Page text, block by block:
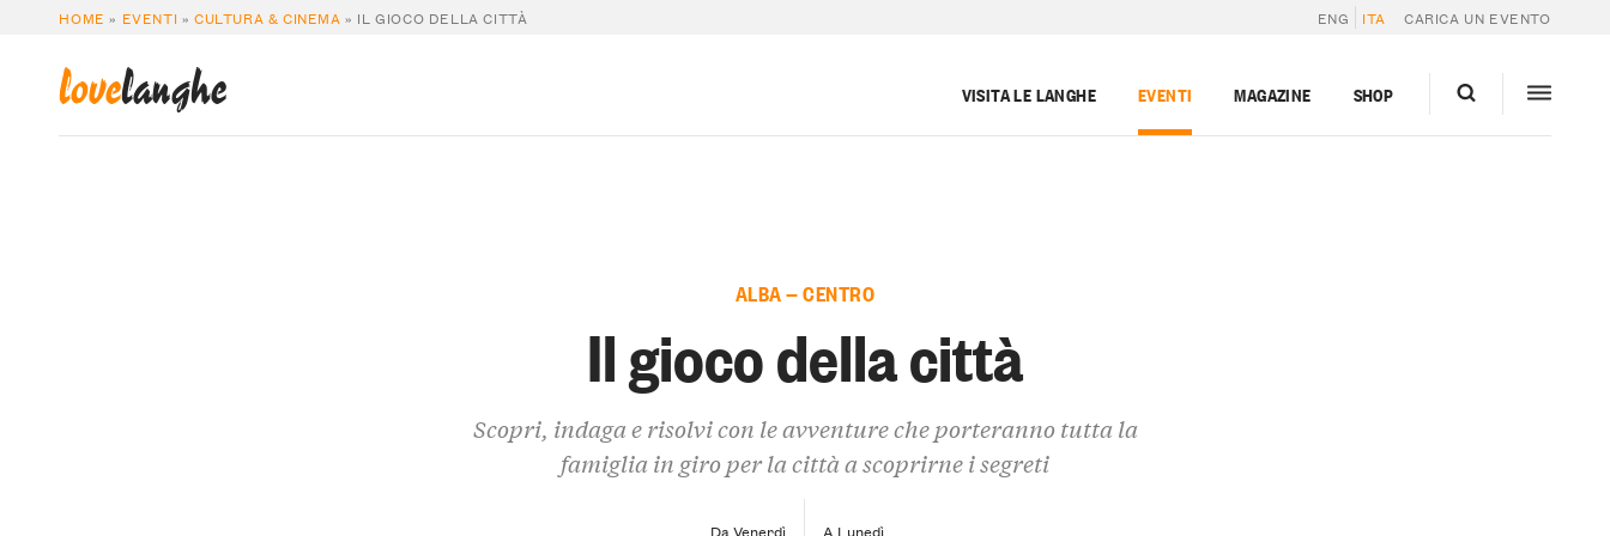
HOME » EVENTI »CULTURA & CINEMA » IL GIOCO DELLA CITTÀ ENG ITA CARICA UN EVENTO
lovelanghe VISITA LE LANGHE EVENTI MAGAZINE SHOP
ALBA — CENTRO
Il gioco della città
Scopri, indaga e risolvi con le avventure che porteranno tutta la
famiglia in giro per la città a scoprirne i segreti
Da Venerdì A Lunedì